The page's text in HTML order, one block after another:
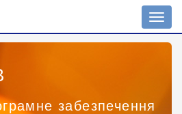
забезпечення